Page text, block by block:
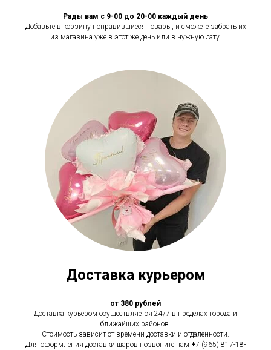
Рады вам с 9-00 до 20-00 каждый день
Добавьте в корзину понравившиеся товары, и сможете забрать их
из магазина уже в этот же день или в нужную дату.
Доставка курьером
от 380 рублей
Доставка курьером осуществляется 24/7 в пределах города и
ближайших районов.
Стоимость зависит от времени доставки и отдаленности.
Для оформления доставки шаров позвоните нам +7 (965) 817-18-